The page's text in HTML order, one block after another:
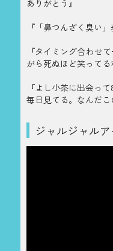
ありがとう』
『「鼻つんざく臭い
『タイミング合わせ
がら死ぬほど笑ってる
『よし小茶に出会って
毎日見てる。なんだこ
ジャルジャル